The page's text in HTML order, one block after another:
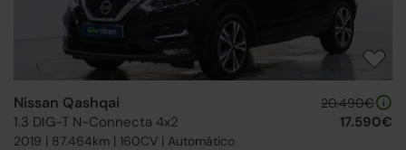
Nissan Qashqai
1.3 DIG-T N-Connecta 4x2
2019 | 87.464km | 160CV | Automático
20.490€
17.590€